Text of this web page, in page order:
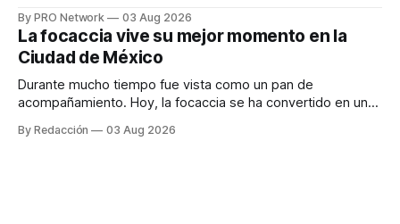
para los textos, alguien que supiera de publicidad digital
para encontrar prospectos, un vendedor para atender
llamadas y mensajes, y —con suerte— una persona
By PRO Network 03 Aug 2026
La focaccia vive su mejor momento en la
Ciudad de México
Durante mucho tiempo fue vista como un pan de
acompañamiento. Hoy, la focaccia se ha convertido en uno
artesanal, ingredientes de calidad y experiencias que
By Redacción 03 Aug 2026